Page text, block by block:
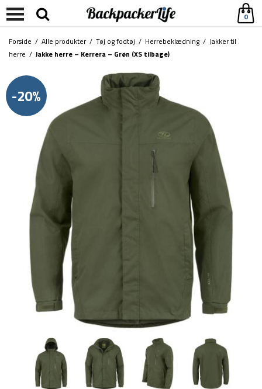
0
Forside / Alle produkter/ Tøj og fodtøj / Herrebeklædning / Jakker til
herre / Jakke herre – Kerrera – Grøn (XS tilbage)
-20%